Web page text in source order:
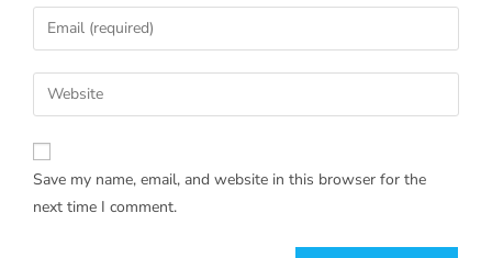
Save my name, email, and website in this browser for the
next time I comment.